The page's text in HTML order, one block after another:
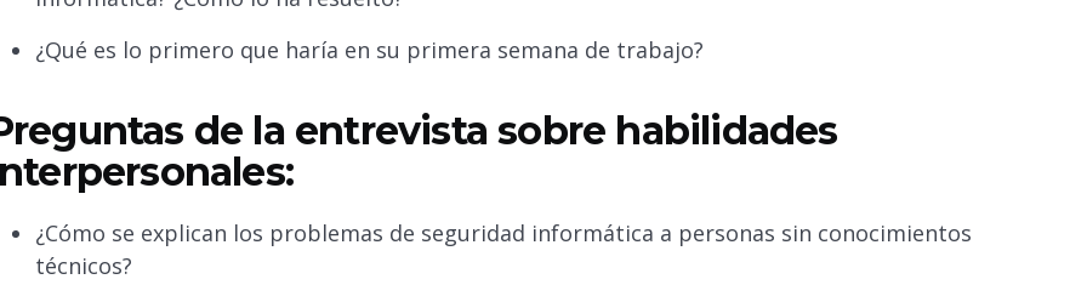
¿Qué es lo primero que haría en su primera semana de trabajo?
de la entrevista sobre habilidades
¿Cómo se explican los problemas de seguridad informática a personas sin conocimientos
técnicos?